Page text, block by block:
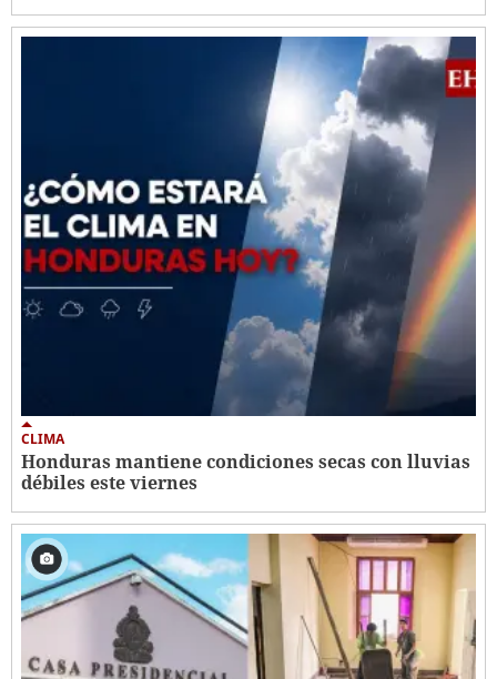
CLIMA
Honduras mantiene condiciones secas con lluvias
débiles este viernes